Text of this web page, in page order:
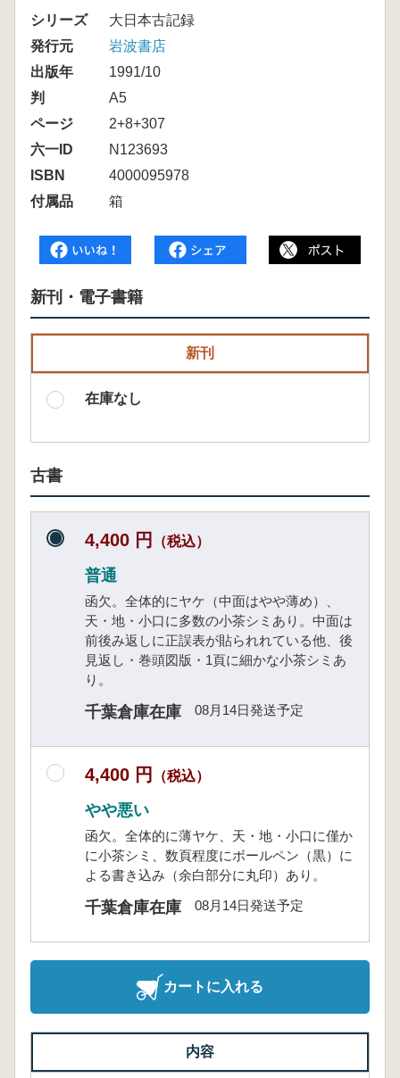
シリーズ
大日本古記録
発行元
岩波書店
出版年
1991/10
判
A5
ページ
2+8+307
六一ID
N123693
ISBN
4000095978
付属品
箱
新刊・電子書籍
新刊
在庫なし
古書
4,400 円 （税込）
普通
函欠。全体的にヤケ（中面はやや薄め）、
天・地・小口に多数の小茶シミあり。中面は
前後み返しに正誤表が貼られれている他、後
見返し・巻頭図版・1頁に細かな小茶シミあ
り。
千葉倉庫在庫 08月14日発送予定
4,400 円 （税込）
やや悪い
函欠。全体的に薄ヤケ、天・地・小口に僅か
に小茶シミ、数頁程度にボールペン（黒）に
よる書き込み（余白部分に丸印）あり。
千葉倉庫在庫 08月14日発送予定
カートに入れる
内容